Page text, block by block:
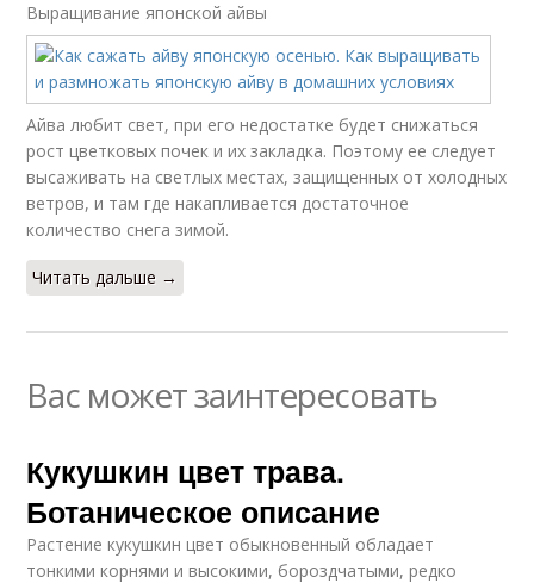
Выращивание японской айвы
Айва любит свет, при его недостатке будет снижаться
рост цветковых почек и их закладка. Поэтому ее следует
высаживать на светлых местах, защищенных от холодных
ветров, и там где накапливается достаточное
количество снега зимой.
Читать дальше →
Вас может заинтересовать
Кукушкин цвет трава.
Ботаническое описание
Растение кукушкин цвет обыкновенный обладает
тонкими корнями и высокими, бороздчатыми, редко